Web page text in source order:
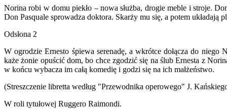
Norina robi w domu piekło – nowa służba, drogie meble i stroje.
Don Pasquale sprowadza doktora. Skarży mu się, a potem
Odsłona 2
W ogrodzie Ernesto śpiewa serenadę, a wkrótce dołącza do
każe żonie opuścić dom, bo chce zgodzić się na ślub Ernesta z
w końcu wybacza im całą komedię i godzi się na ich małżeństwo.
(Streszczenie libretta według "Przewodnika operowego" J.
W roli tytułowej Ruggero Raimondi.